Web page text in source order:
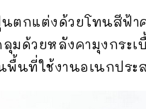
กแต่งด้วยโทนสีฟ้า
ด้วยหลังคามุงกระ
นที่ใช้งานอเนกประ